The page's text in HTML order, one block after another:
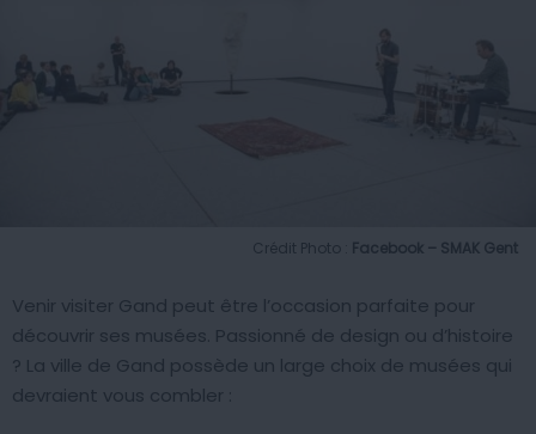
Crédit Photo : Facebook – SMAK Gent
Venir visiter Gand peut être l’occasion parfaite pour
découvrir ses musées. Passionné de design ou d’histoire
? La ville de Gand possède un large choix de musées qui
devraient vous combler :